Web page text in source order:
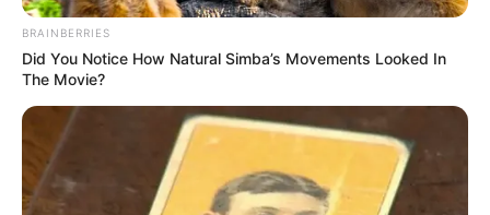
BRAINBERRIES
Did You Notice How Natural Simba’s Movements Looked In
The Movie?